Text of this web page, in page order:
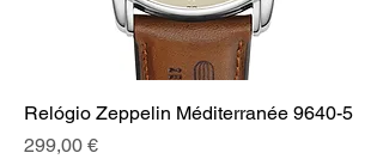
Relógio Zeppelin Méditerranée 9640-5
Prix
299,00 €